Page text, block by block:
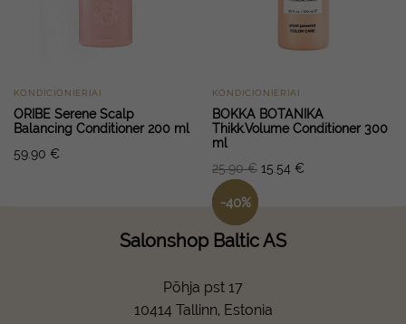
KONDICIONIERIAI
ORIBE Serene Scalp
Balancing Conditioner 200 ml
59.90 €
KONDICIONIERIAI
BOKKA BOTANIKA
Thikk.Volume Conditioner 300
ml
25.90€ 15.54 €
-40%
Salonshop Baltic AS
Põhja pst 17
10414 Tallinn, Estonia